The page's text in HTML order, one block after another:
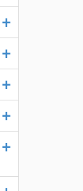
+
+
+
+
+